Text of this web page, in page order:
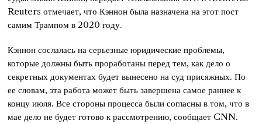
Reuters отмечает, что Кэннон была назначена на этот пост
самим Трампом в 2020 году.
Кэннон сослалась на серьезные юридические проблемы,
которые должны быть проработаны перед тем, как дело о
секретных документах будет вынесено на суд присяжных. По
ее словам, эта работа может быть завершена самое раннее к
концу июля. Все стороны процесса были согласны в том, что в
мае дело не будет готово к рассмотрению, сообщает CNN.